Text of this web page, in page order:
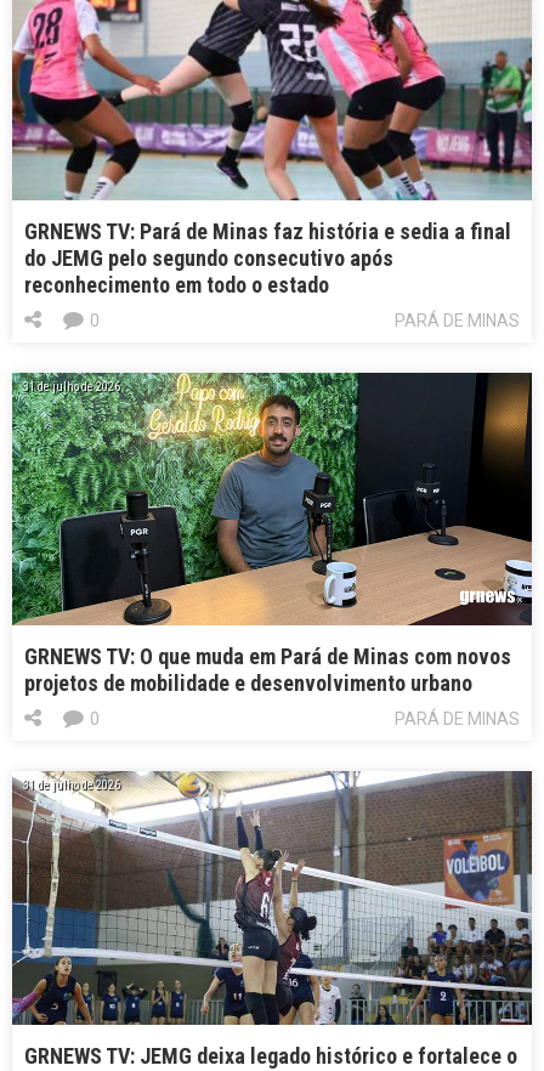
GRNEWS TV: Pará de Minas faz história e sedia a final
do JEMG pelo segundo consecutivo após
reconhecimento em todo o estado
PARÁ DE MINAS
0
31 de julho de 2026
GRNEWS TV: O que muda em Pará de Minas com novos
projetos de mobilidade e desenvolvimento urbano
PARÁ DE MINAS
0
31 de julho de 2026
GRNEWS TV: JEMG deixa legado histórico e fortalece o